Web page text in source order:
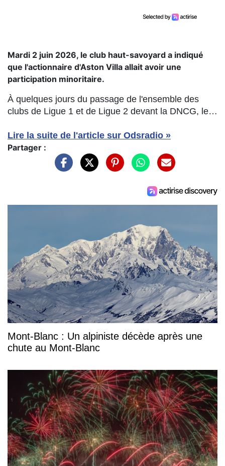
Mardi 2 juin 2026, le club haut-savoyard a indiqué
que l'actionnaire d'Aston Villa allait avoir une
participation minoritaire.
À quelques jours du passage de l'ensemble des
clubs de Ligue 1 et de Ligue 2 devant la DNCG, le…
Lire la suite de l'article sur Odsradio »
Partager :
Mont-Blanc : Un alpiniste décède après une
chute au Mont-Blanc